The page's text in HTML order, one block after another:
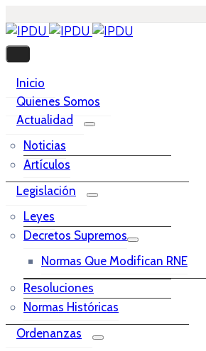
Inicio
Quienes Somos
Actualidad
Noticias
Artículos
Legislación
Leyes
Decretos Supremos
Normas Que Modifican RNE
Resoluciones
Normas Históricas
Ordenanzas